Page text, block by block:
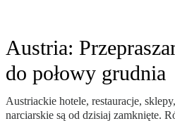
Austria:
do połowy grudnia
Austriackie hotele, restauracje,
narciarskie są od dzisiaj zamknięte.